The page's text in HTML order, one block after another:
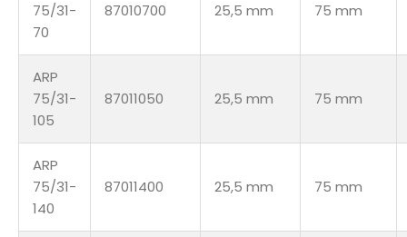
75/31-
70
87010700 25,5 mm 75 mm
ARP
75/31-
105
87011050 25,5 mm 75 mm
ARP
75/31-
140
87011400 25,5 mm 75 mm